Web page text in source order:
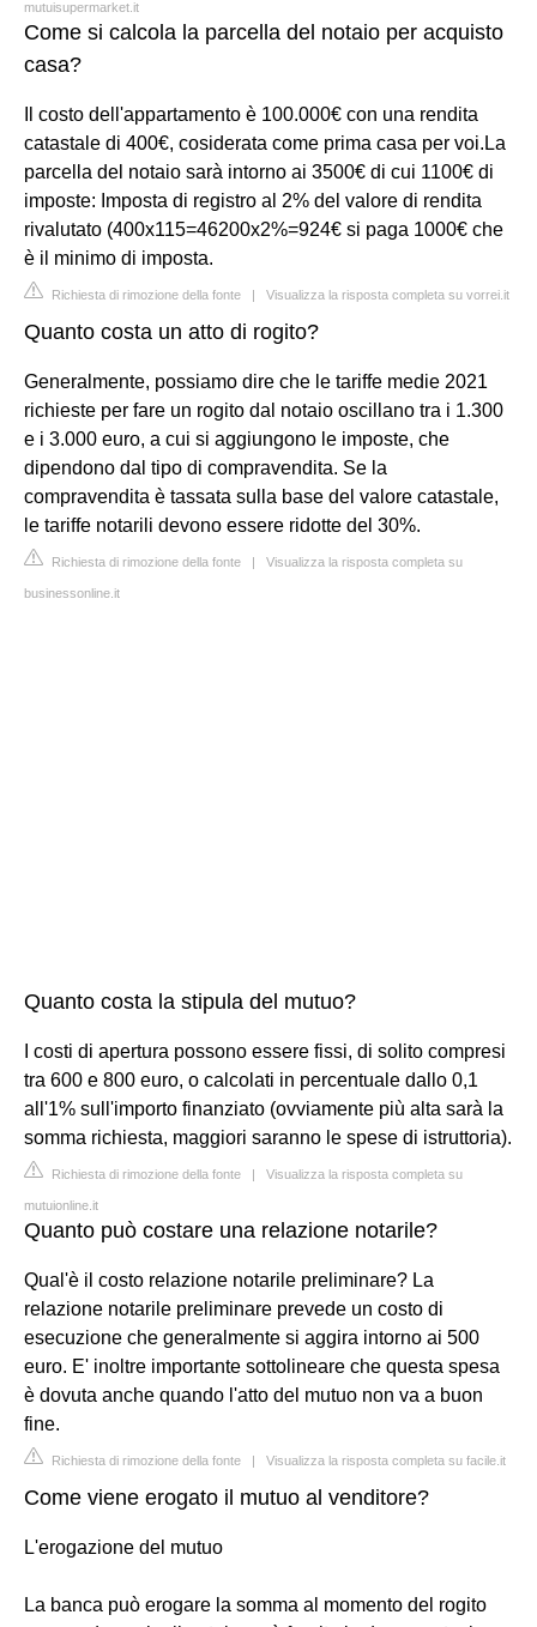
mutuisupermarket.it
Come si calcola la parcella del notaio per acquisto
casa?
Il costo dell'appartamento è 100.000€ con una rendita
catastale di 400€, cosiderata come prima casa per voi.La
parcella del notaio sarà intorno ai 3500€ di cui 1100€ di
imposte: Imposta di registro al 2% del valore di rendita
rivalutato (400x115=46200x2%=924€ si paga 1000€ che
è il minimo di imposta.
Richiesta di rimozione della fonte | Visualizza la risposta completa su vorrei.it
Quanto costa un atto di rogito?
Generalmente, possiamo dire che le tariffe medie 2021
richieste per fare un rogito dal notaio oscillano tra i 1.300
e i 3.000 euro, a cui si aggiungono le imposte, che
dipendono dal tipo di compravendita. Se la
compravendita è tassata sulla base del valore catastale,
le tariffe notarili devono essere ridotte del 30%.
Richiesta di rimozione della fonte | Visualizza la risposta completa su
businessonline.it
Quanto costa la stipula del mutuo?
I costi di apertura possono essere fissi, di solito compresi
tra 600 e 800 euro, o calcolati in percentuale dallo 0,1
all'1% sull'importo finanziato (ovviamente più alta sarà la
somma richiesta, maggiori saranno le spese di istruttoria).
Richiesta di rimozione della fonte | Visualizza la risposta completa su
mutuionline.it
Quanto può costare una relazione notarile?
Qual'è il costo relazione notarile preliminare? La
relazione notarile preliminare prevede un costo di
esecuzione che generalmente si aggira intorno ai 500
euro. E' inoltre importante sottolineare che questa spesa
è dovuta anche quando l'atto del mutuo non va a buon
fine.
Richiesta di rimozione della fonte | Visualizza la risposta completa su facile.it
Come viene erogato il mutuo al venditore?
L'erogazione del mutuo
La banca può erogare la somma al momento del rogito